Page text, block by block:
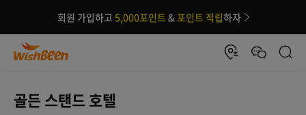
회원 가입하고 5,000포인트 &포인트 적립하자
골든 스탠드 호텔